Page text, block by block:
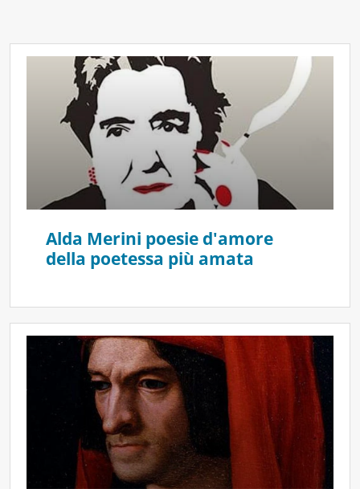
Alda Merini poesie d'amore
della poetessa più amata